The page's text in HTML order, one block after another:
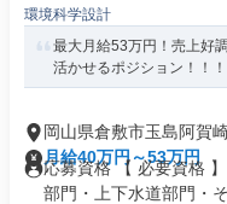
環境科学設計
最大月給53万円！売上好
活かせるポジション！！！
岡山県倉敷市玉島阿賀
月給40万円～53万円
応募資格 【 必要資格
部門・上下水道部門・そ